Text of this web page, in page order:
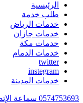
الرئيسية
طلب خدمة
خدمات الرياض
خدمات جازان
خدمات مكة
خدمات الدمام
twitter
instegram
خدمات المدينة
0574753693